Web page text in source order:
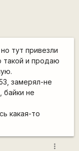
тут привезли
такой и продаю
замерял-не
байки не
какая-то
more_vert